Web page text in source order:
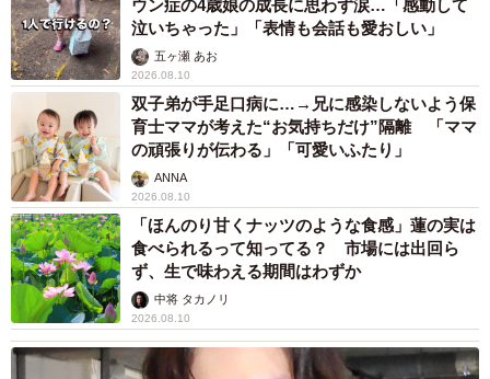
ウン症の4歳娘の成長に思わず涙…「感動して
泣いちゃった」「表情も会話も愛おしい」
五ヶ瀬 あお
2026.08.10
双子弟が手足口病に…→兄に感染しないよう保
育士ママが考えた“お気持ちだけ”隔離 「ママ
の頑張りが伝わる」「可愛いふたり」
ANNA
2026.08.10
「ほんのり甘くナッツのような食感」蓮の実は
食べられるって知ってる？ 市場には出回ら
ず、生で味わえる期間はわずか
中将 タカノリ
2026.08.10